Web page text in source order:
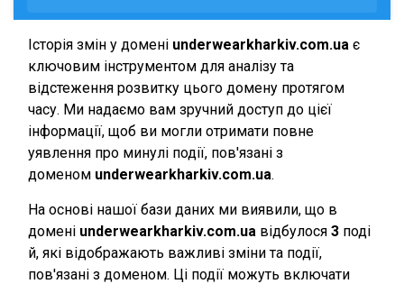
Історія змін у домені underwearkharkiv.com.ua є
ключовим інструментом для аналізу та
відстеження розвитку цього домену протягом
часу. Ми надаємо вам зручний доступ до цієї
інформації, щоб ви могли отримати повне
уявлення про минулі події, пов'язані з
доменом underwearkharkiv.com.ua.
На основі нашої бази даних ми виявили, що в
домені underwearkharkiv.com.ua відбулося 3 поді
й, які відображають важливі зміни та події,
пов'язані з доменом. Ці події можуть включати